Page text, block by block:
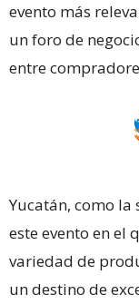
evento más
un foro de
entre
Yucatán, como
este evento en el
variedad de
un destino de